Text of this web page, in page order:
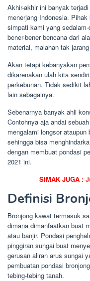
Akhir-akhir ini banyak
menerjang Indonesia.
simpati kami yang
bener-bener bencana dari
material, malahan tak
Akan tetapi kebanyakan
dikarenakan ulah kita
perkebunan. Tidak sedikit
lain sebagainya.
Sebenarnya banyak ahli
Contohnya aja andai
mengalami longsor
sehingga bisa
dengan membuat pondasi
2021 ini.
SIMAK JUGA :
Definisi
Bronjong kawat termasuk
dimana dimanfaatkan buat
atau banjir. Pondasi
pinggiran sungai buat
gerusan aliran arus sungai
pembuatan pondasi
tebing-tebing tanah.